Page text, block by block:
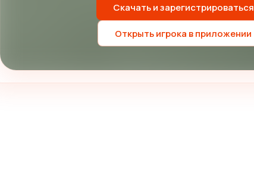
Скачать и зарегистрироваться
Открыть игрока в приложении